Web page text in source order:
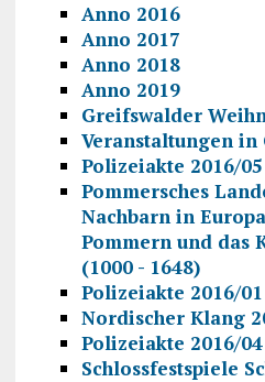
Anno 2016
Anno 2017
Anno 2018
Anno 2019
Greifswalder
Veranstaltungen in
Polizeiakte 2016/05
Pommersches
Nachbarn in
Pommern und das
(1000 - 1648)
Polizeiakte 2016/01
Nordischer Klang
Polizeiakte 2016/04
Schlossfestspiele